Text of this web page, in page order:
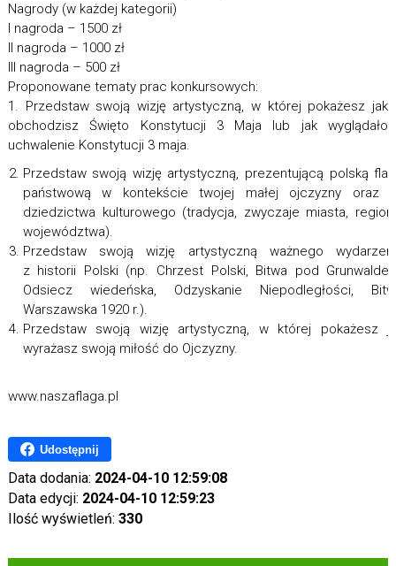
Nagrody (w każdej kategorii)
I nagroda – 1500 zł
II nagroda – 1000 zł
III nagroda – 500 zł
Proponowane tematy prac konkursowych:
1. Przedstaw swoją wizję artystyczną, w której pokażesz jak
obchodzisz Święto Konstytucji 3 Maja lub jak wyglądało
uchwalenie Konstytucji 3 maja.
Przedstaw swoją wizję artystyczną, prezentującą polską
państwową w kontekście twojej małej ojczyzny oraz
dziedzictwa kulturowego (tradycja, zwyczaje miasta,
województwa).
Przedstaw swoją wizję artystyczną ważnego
z historii Polski (np. Chrzest Polski, Bitwa pod
Odsiecz wiedeńska, Odzyskanie Niepodległości,
Warszawska 1920 r.).
Przedstaw swoją wizję artystyczną, w której pokażesz
wyrażasz swoją miłość do Ojczyzny.
www.naszaflaga.pl
Udostępnij
Data dodania: 2024-04-10 12:59:08
Data edycji: 2024-04-10 12:59:23
Ilość wyświetleń: 330